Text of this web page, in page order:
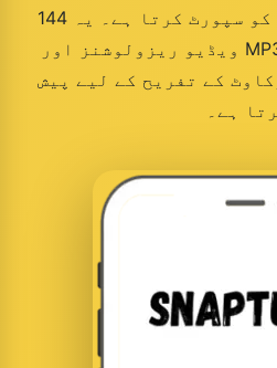
فارمز کو سپورٹ کرتا ہے۔ یہ 144p سے 4K HD تک
ویڈیو ریزولوشنز اور MP3 اور M4A میں آڈیو
کے تفریح ​​کے لیے پیش
ہے۔